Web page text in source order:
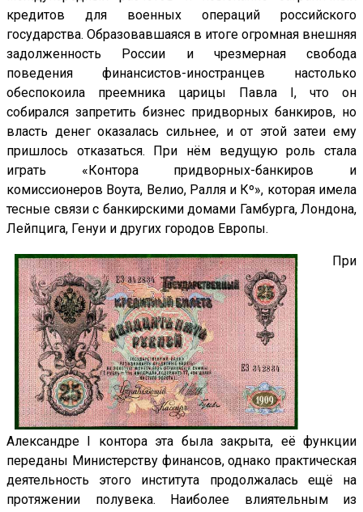
кредитов для военных операций российского
государства. Образовавшаяся в итоге огромная внешняя
задолженность России и чрезмерная свобода
поведения финансистов-иностранцев настолько
обеспокоила преемника царицы Павла I, что он
собирался запретить бизнес придворных банкиров, но
власть денег оказалась сильнее, и от этой затеи ему
пришлось отказаться. При нём ведущую роль стала
играть «Контора придворных-банкиров и
комиссионеров Воута, Велио, Ралля и Кº», которая имела
тесные связи с банкирскими домами Гамбурга, Лондона,
Лейпцига, Генуи и других городов Европы.
При
Александре I контора эта была закрыта, её функции
переданы Министерству финансов, однако практическая
деятельность этого института продолжалась ещё на
протяжении полувека. Наиболее влиятельным из